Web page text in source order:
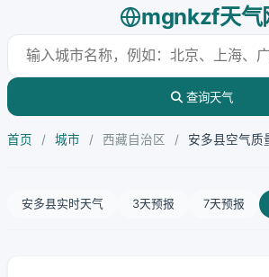
mgnkzf天气
查询天气
首页 / 城市 / 西藏自治区 / 安多县空气质
安多县实时天气 3天预报 7天预报